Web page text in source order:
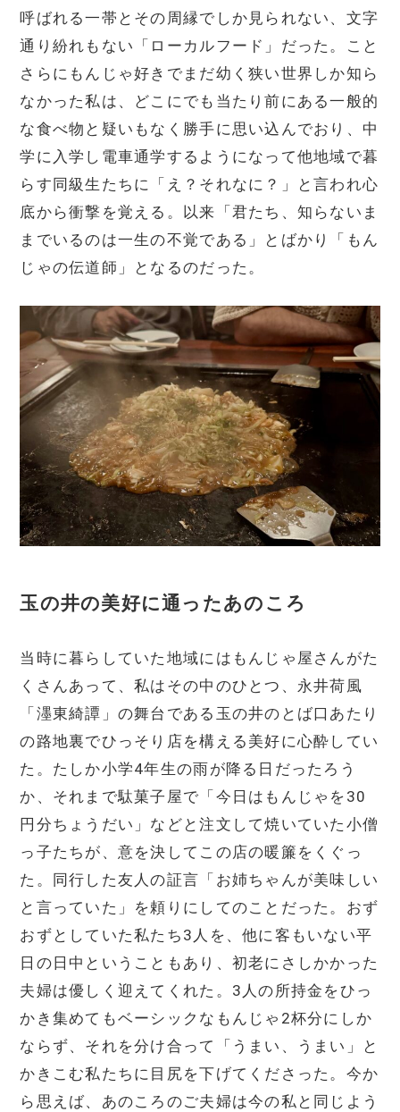
呼ばれる一帯とその周縁でしか見られない、文字
通り紛れもない「ローカルフード」だった。こと
さらにもんじゃ好きでまだ幼く狭い世界しか知ら
なかった私は、どこにでも当たり前にある一般的
な食べ物と疑いもなく勝手に思い込んでおり、中
学に入学し電車通学するようになって他地域で暮
らす同級生たちに「え？それなに？」と言われ心
底から衝撃を覚える。以来「君たち、知らないま
までいるのは一生の不覚である」とばかり「もん
じゃの伝道師」となるのだった。
玉の井の美好に通ったあのころ
当時に暮らしていた地域にはもんじゃ屋さんがた
くさんあって、私はその中のひとつ、永井荷風
「濹東綺譚」の舞台である玉の井のとば口あたり
の路地裏でひっそり店を構える美好に心酔してい
た。たしか小学4年生の雨が降る日だったろう
か、それまで駄菓子屋で「今日はもんじゃを30
円分ちょうだい」などと注文して焼いていた小僧
っ子たちが、意を決してこの店の暖簾をくぐっ
た。同行した友人の証言「お姉ちゃんが美味しい
と言っていた」を頼りにしてのことだった。おず
おずとしていた私たち3人を、他に客もいない平
日の日中ということもあり、初老にさしかかった
夫婦は優しく迎えてくれた。3人の所持金をひっ
かき集めてもベーシックなもんじゃ2杯分にしか
ならず、それを分け合って「うまい、うまい」と
かきこむ私たちに目尻を下げてくださった。今か
ら思えば、あのころのご夫婦は今の私と同じよう